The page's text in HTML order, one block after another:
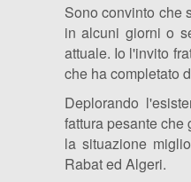
Sono convinto che
in alcuni giorni o
attuale. Io l'invito
che ha completato
Deplorando
fattura pesante
la situazione
Rabat ed Algeri.